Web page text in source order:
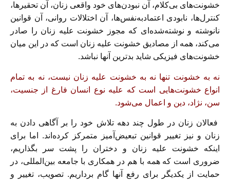
خشونت‌ھای بی‌کلام، آن نبودن‌ھای خود واقعی زنان، آن تحقیرھا،
کنترل‌ھا، نابودی اعتمادبه‌نفس‌ھا، آن اختلالات روانی، آن قوانین
نانوشته و نوشته‌شده‌ای که مجوز خشونت علیه زنان را صادر
می‌کند، ھمه از مصادیق خشونت علیه زنان است که در این میان
خشونت‌ھای فیزیکی شاید بدترین آنھا نباشد.
نه به خشونت تنھا نه به خشونت علیه زنان نیست، نه به تمام
انواع خشونت‌ھایی است که علیه نوع انسان فارغ از جنسیت،
سن، نژاد، دین و اعمال می‌شود.
فعالان زنان در طول چند دھه تلاش خود را بر آگاھی دادن به
زنان و نیز تغییر قوانین تبعیض‌آمیز متمرکز کرده‌اند. اما برای
اینکه خشونت علیه زنان و دختران را پشت سر بگذاریم،
ضروری است که ھمه با ھم در ھمکاری با جامعه بین‌المللی، در
حمایت از یکدیگر برای رفع آنھا گام برداریم. تصویب، تغییر و